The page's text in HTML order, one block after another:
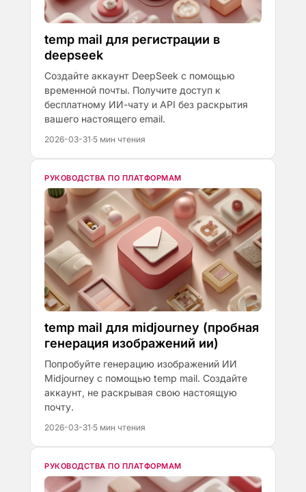
temp mail для регистрации в
deepseek
Создайте аккаунт DeepSeek с помощью
временной почты. Получите доступ к
бесплатному ИИ-чату и API без раскрытия
вашего настоящего email.
2026-03-31·5 мин чтения
РУКОВОДСТВА ПО ПЛАТФОРМАМ
temp mail для midjourney (пробная
генерация изображений ии)
Попробуйте генерацию изображений ИИ
Midjourney с помощью temp mail. Создайте
аккаунт, не раскрывая свою настоящую
почту.
2026-03-31·5 мин чтения
РУКОВОДСТВА ПО ПЛАТФОРМАМ